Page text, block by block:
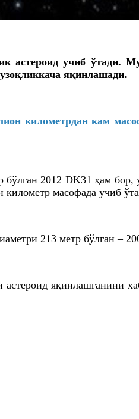
астероид учиб ўтади.
яқинлашади.
километрдан кам
бўлган 2012 DK31 ҳам
масофада учиб
213 метр бўлган –
яқинлашганини